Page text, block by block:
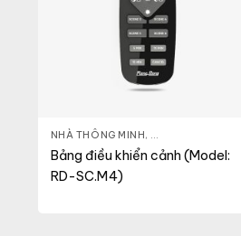
NHÀ THÔNG MINH, ĐÈN THÔNG MINH
Bảng điều khiển cảnh (Model:
RD-SC.M4)